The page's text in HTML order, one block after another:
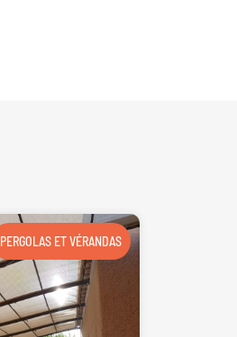
PERGOLAS ET VÉRANDAS